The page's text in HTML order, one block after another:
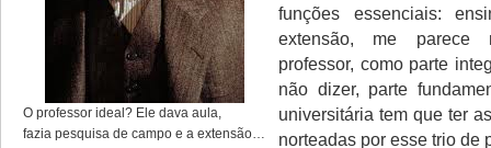
O professor ideal? Ele dava aula,
fazia pesquisa de campo e a extensão…
funções essenciais:
extensão, me
professor, como parte
não dizer, parte
universitária tem que ter
norteadas por esse trio de